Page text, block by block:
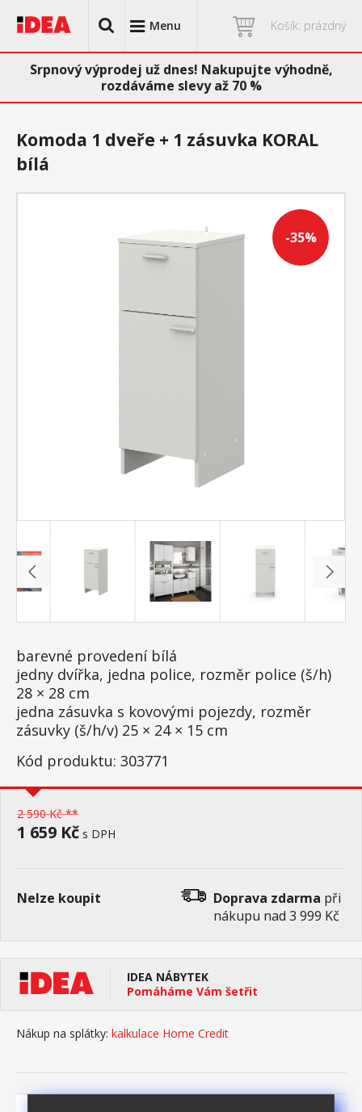
Menu Košík: prázdný
Srpnový výprodej už dnes! Nakupujte výhodně,
rozdáváme slevy až 70 %
-35%
Komoda 1 dveře + 1 zásuvka KORAL
bílá
barevné provedení bílá
jedny dvířka, jedna police, rozměr police (š/h)
28 × 28 cm
jedna zásuvka s kovovými pojezdy, rozměr
zásuvky (š/h/v) 25 × 24 × 15 cm
Kód produktu: 303771
2 590 Kč **
1 659 Kč s DPH
Nelze koupit Doprava zdarma při
nákupu nad 3 999 Kč
IDEA NÁBYTEK
Pomáháme Vám šetřit
Nákup na splátky: kalkulace Home Credit